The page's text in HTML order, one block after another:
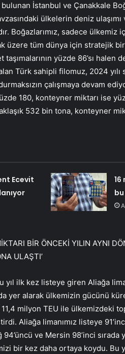
İstanbul ve Çanakkale
ülkelerin deniz
Boğazlarımız, sadece ülkemiz
üzere tüm dünya için stratejik
yüzde 86’sı halen
Türk sahipli filomuz, 2024 yılı
çalışmaya devam
180, konteyner miktarı ise
532 bin tona, konteyner
Ecevit
16
bu
BİR ÖNCEKİ YILIN AYNI
ULAŞTI’
ilk kez listeye giren Aliağa
yer alarak ülkemizin gücünü
11,4 milyon TEU ile ülkemizdeki
Aliağa limanımız listeye
94’üncü ve Mersin 98’inci sırada
bir kez daha ortaya koydu. Bu